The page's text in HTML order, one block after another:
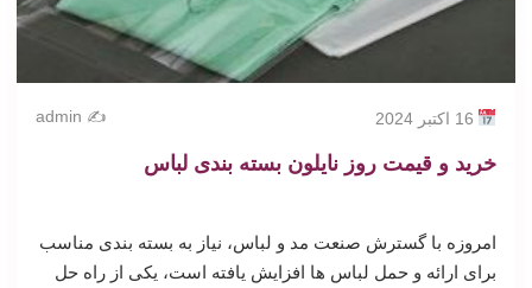
✍️ admin
خرید و قیمت روز نایلون بسته بندی لباس
امروزه با گسترش صنعت مد و لباس، نیاز به بسته بندی مناسب
برای ارائه و حمل لباس ها افزایش یافته است، یکی از راه حل